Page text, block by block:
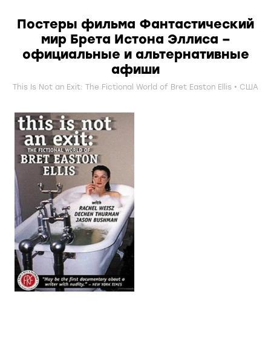
Постеры фильма Фантастический
мир Брета Истона Эллиса –
официальные и альтернативные
афиши
This Is Not an Exit: The Fictional World of Bret Easton Ellis США